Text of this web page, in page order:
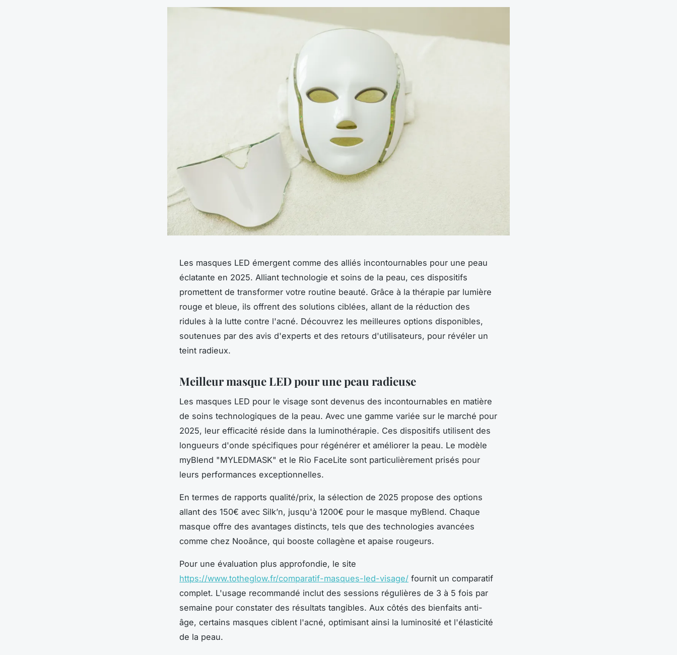
Les masques LED émergent comme des alliés incontournables pour une peau
éclatante en 2025. Alliant technologie et soins de la peau, ces dispositifs
promettent de transformer votre routine beauté. Grâce à la thérapie par lumière
rouge et bleue, ils offrent des solutions ciblées, allant de la réduction des
ridules à la lutte contre l'acné. Découvrez les meilleures options disponibles,
soutenues par des avis d'experts et des retours d'utilisateurs, pour révéler un
teint radieux.
Meilleur masque LED pour une peau radieuse
Les masques LED pour le visage sont devenus des incontournables en matière
de soins technologiques de la peau. Avec une gamme variée sur le marché pour
2025, leur efficacité réside dans la luminothérapie. Ces dispositifs utilisent des
longueurs d'onde spécifiques pour régénérer et améliorer la peau. Le modèle
myBlend "MYLEDMASK" et le Rio FaceLite sont particulièrement prisés pour
leurs performances exceptionnelles.
En termes de rapports qualité/prix, la sélection de 2025 propose des options
allant des 150€ avec Silk’n, jusqu'à 1200€ pour le masque myBlend. Chaque
masque offre des avantages distincts, tels que des technologies avancées
comme chez Nooānce, qui booste collagène et apaise rougeurs.
Pour une évaluation plus approfondie, le site
https://www.totheglow.fr/comparatif-masques-led-visage/ fournit un comparatif
complet. L'usage recommandé inclut des sessions régulières de 3 à 5 fois par
semaine pour constater des résultats tangibles. Aux côtés des bienfaits anti-
âge, certains masques ciblent l'acné, optimisant ainsi la luminosité et l'élasticité
de la peau.